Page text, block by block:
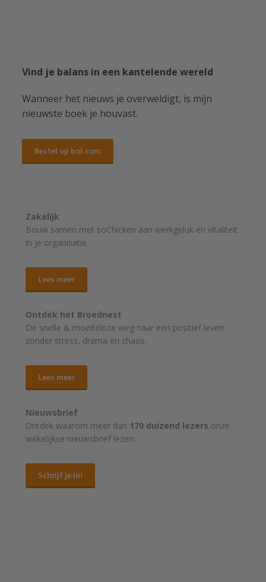
Vind je balans in een kantelende wereld
Wanneer het nieuws je overweldigt, is mijn
nieuwste boek je houvast.
Bestel op bol.com
Zakelijk
Bouw samen met soChicken aan werkgeluk en vitaliteit
in je organisatie.
Lees meer
Ontdek het Broednest
De snelle & moeiteloze weg naar een positief leven
zonder stress, drama en chaos.
Lees meer
Nieuwsbrief
Ontdek waarom meer dan 170 duizend lezers onze
wekelijkse nieuwsbrief lezen.
Schrijf je in!